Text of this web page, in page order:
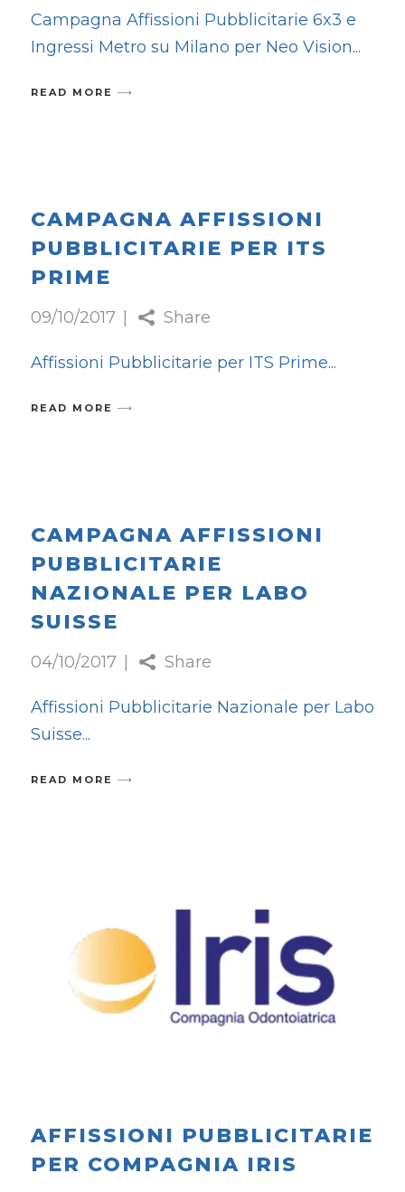
Campagna Affissioni Pubblicitarie 6x3 e
Ingressi Metro su Milano per Neo Vision
READ MORE
CAMPAGNA AFFISSIONI
PUBBLICITARIE PER ITS
PRIME
09/10/2017 Share
Affissioni Pubblicitarie per ITS Prime
READ MORE
CAMPAGNA AFFISSIONI
PUBBLICITARIE
NAZIONALE PER LABO
SUISSE
04/10/2017 Share
Affissioni Pubblicitarie Nazionale per Labo
Suisse
READ MORE
AFFISSIONI PUBBLICITARIE
PER COMPAGNIA IRIS